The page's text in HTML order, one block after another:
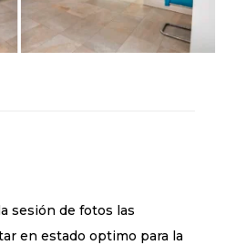
sesión de fotos las
en estado optimo para la